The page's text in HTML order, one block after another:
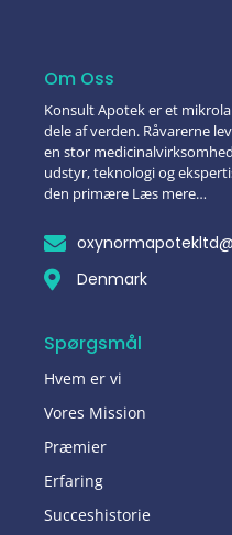
Om Oss
Konsult Apotek er et
dele af verden. Råvarerne
en stor
udstyr, teknologi og
den primære Læs mere…
Denmark
Spørgsmål
Hvem er vi
Vores Mission
Præmier
Erfaring
Succeshistorie